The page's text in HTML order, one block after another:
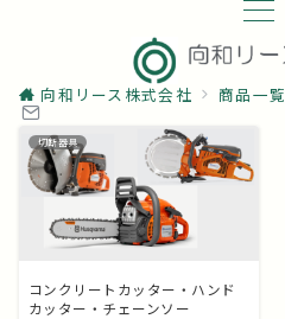
向和リース株式会社 商品一覧
切断器具
コンクリートカッター・ハンド
カッター・チェーンソー